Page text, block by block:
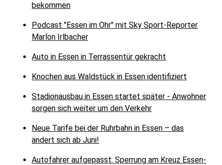
bekommen
Podcast "Essen im Ohr" mit Sky Sport-Reporter
Marlon Irlbacher
Auto in Essen in Terrassentür gekracht
Knochen aus Waldstück in Essen identifiziert
Stadionausbau in Essen startet später - Anwohner
sorgen sich weiter um den Verkehr
Neue Tarife bei der Ruhrbahn in Essen – das
ändert sich ab Juni!
Autofahrer aufgepasst: Sperrung am Kreuz Essen-